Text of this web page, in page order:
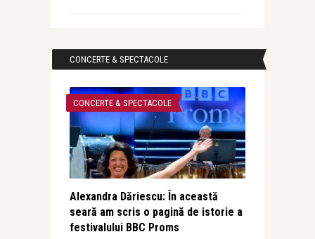
CONCERTE & SPECTACOLE
CONCERTE & SPECTACOLE
Alexandra Dăriescu: În această
seară am scris o pagină de istorie a
festivalului BBC Proms